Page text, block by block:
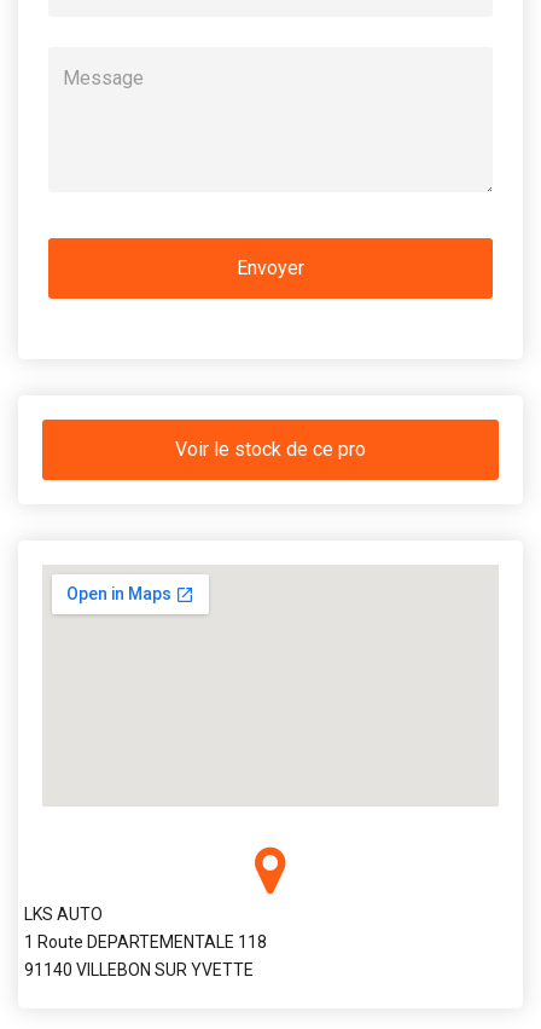
Voir le stock de ce pro
LKS AUTO
1 Route DEPARTEMENTALE 118
91140 VILLEBON SUR YVETTE